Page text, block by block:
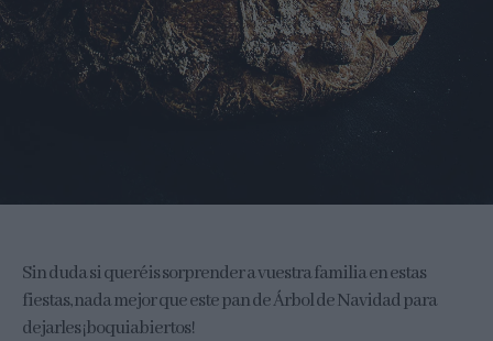
Sin duda si queréis sorprender a vuestra familia en estas
fiestas, nada mejor que este pan de Árbol de Navidad para
dejarles ¡boquiabiertos!